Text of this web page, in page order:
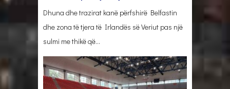
Dhuna dhe trazirat kanë përfshirë Belfastin
dhe zona të tjera të Irlandës së Veriut pas një
sulmi me thikë që…